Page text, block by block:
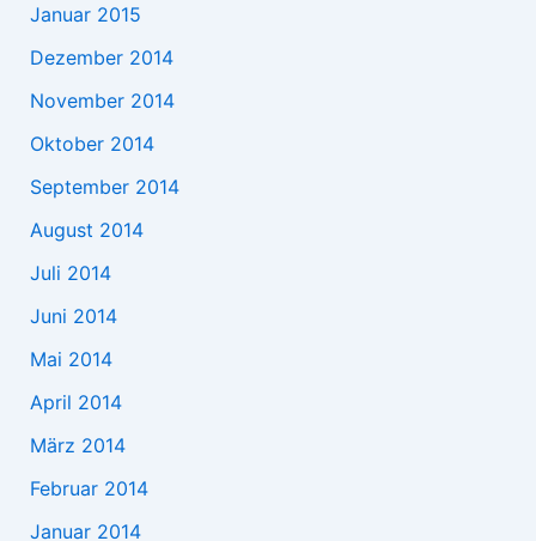
Januar 2015
Dezember 2014
November 2014
Oktober 2014
September 2014
August 2014
Juli 2014
Juni 2014
Mai 2014
April 2014
März 2014
Februar 2014
Januar 2014